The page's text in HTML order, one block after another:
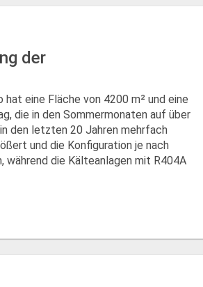
der
eine Fläche von 4200 m² und eine
die in den Sommermonaten auf über
den letzten 20 Jahren mehrfach
und die Konfiguration je nach
während die Kälteanlagen mit R404A